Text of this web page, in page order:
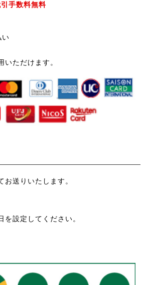
手数料無料
い
いただけます。
お送りいたします。
を設定してください。